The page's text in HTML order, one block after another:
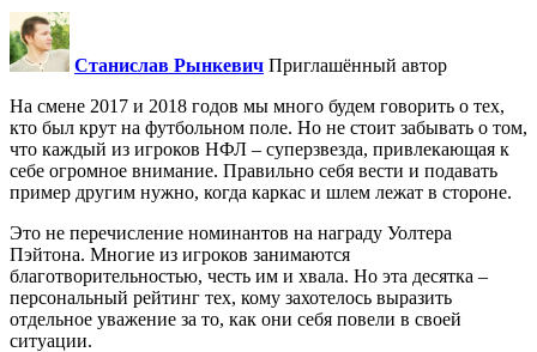
Станислав Рынкевич Приглашённый автор
На смене 2017 и 2018 годов мы много будем говорить о тех,
кто был крут на футбольном поле. Но не стоит забывать о том,
что каждый из игроков НФЛ – суперзвезда, привлекающая к
себе огромное внимание. Правильно себя вести и подавать
пример другим нужно, когда каркас и шлем лежат в стороне.
Это не перечисление номинантов на награду Уолтера
Пэйтона. Многие из игроков занимаются
благотворительностью, честь им и хвала. Но эта десятка –
персональный рейтинг тех, кому захотелось выразить
отдельное уважение за то, как они себя повели в своей
ситуации.